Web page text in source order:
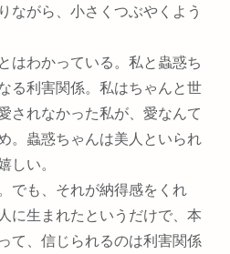
ながら、小さくつぶやくよう
はわかっている。私と蟲惑ち
る利害関係。私はちゃんと世
されなかった私が、愛なんて
。蟲惑ちゃんは美人といられ
い。
でも、それが納得感をくれ
に生まれたというだけで、本
て、信じられるのは利害関係